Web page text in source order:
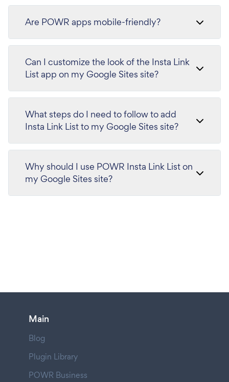
Are POWR apps mobile-friendly?
Can I customize the look of the Insta Link
List app on my Google Sites site?
What steps do I need to follow to add
Insta Link List to my Google Sites site?
Why should I use POWR Insta Link List on
my Google Sites site?
Main
Blog
Plugin Library
POWR Business